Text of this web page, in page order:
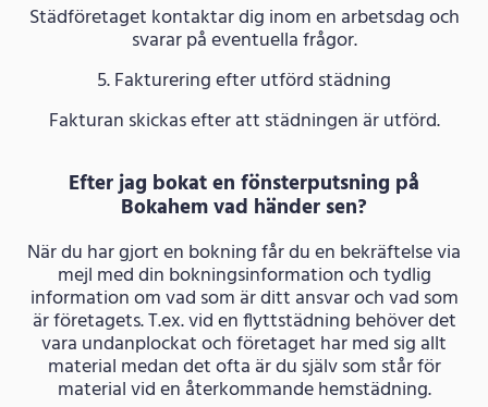
Städföretaget kontaktar dig inom en arbetsdag och
svarar på eventuella frågor.
5. Fakturering efter utförd städning
Fakturan skickas efter att städningen är utförd.
Efter jag bokat en fönsterputsning på
Bokahem vad händer sen?
När du har gjort en bokning får du en bekräftelse via
mejl med din bokningsinformation och tydlig
information om vad som är ditt ansvar och vad som
är företagets. T.ex. vid en flyttstädning behöver det
vara undanplockat och företaget har med sig allt
material medan det ofta är du själv som står för
material vid en återkommande hemstädning.